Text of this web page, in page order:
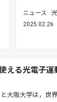
ニュース
2025.02.26
える光電子運
大阪大学は，世